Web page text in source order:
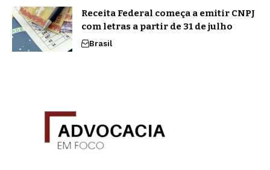
Receita Federal começa a emitir CNPJ
com letras a partir de 31 de julho
Brasil